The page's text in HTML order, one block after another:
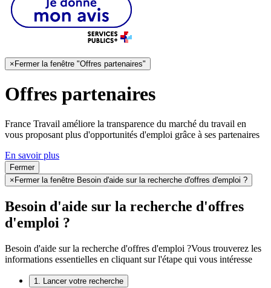
× Fermer la fenêtre "Offres partenaires"
Offres partenaires
France Travail améliore la transparence du marché du travail en
vous proposant plus d'opportunités d'emploi grâce à ses partenaires
En savoir plus
Fermer
× Fermer la fenêtre Besoin d'aide sur la recherche d'offres d'emploi ?
Besoin d'aide sur la recherche d'offres
d'emploi ?
Besoin d'aide sur la recherche d'offres d'emploi ?Vous trouverez les
informations essentielles en cliquant sur l'étape qui vous intéresse
1. Lancer votre recherche